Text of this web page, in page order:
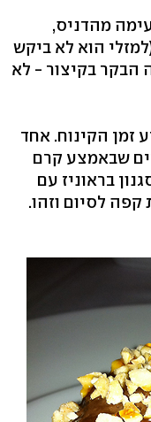
מהדניס,
הוא לא ביקש
הבקר בקיצור - לא
זמן הקינוח. אחד
שבאמצע קרם
בראוניז עם
לסיום וזהו.